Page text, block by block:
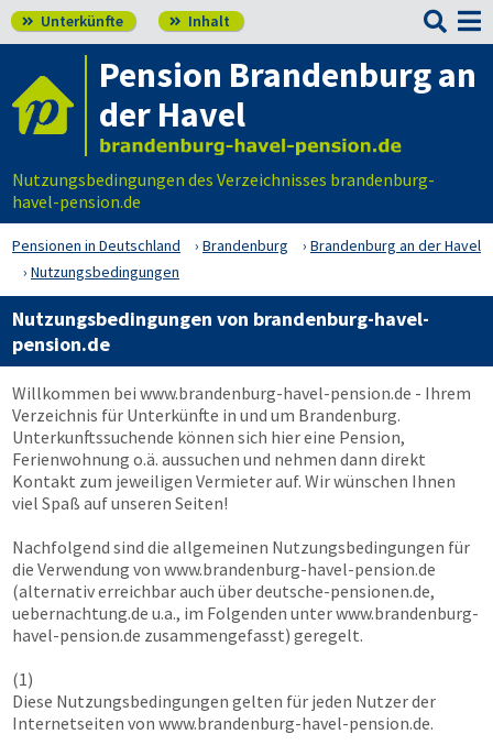
 Unterkünfte  Inhalt 
Pension Brandenburg an
der Havel
Nutzungsbedingungen des Verzeichnisses brandenburg-
havel-pension.de
Pensionen in Deutschland Brandenburg
Brandenburg an der Havel
Nutzungsbedingungen
Nutzungsbedingungen von brandenburg-havel-
pension.de
Willkommen bei www.brandenburg-havel-pension.de - Ihrem
Verzeichnis für Unterkünfte in und um Brandenburg.
Unterkunftssuchende können sich hier eine Pension,
Ferienwohnung o.ä. aussuchen und nehmen dann direkt
Kontakt zum jeweiligen Vermieter auf. Wir wünschen Ihnen
viel Spaß auf unseren Seiten!
Nachfolgend sind die allgemeinen Nutzungsbedingungen für
die Verwendung von www.brandenburg-havel-pension.de
(alternativ erreichbar auch über deutsche-pensionen.de,
uebernachtung.de u.a., im Folgenden unterwww.brandenburg-
havel-pension.de zusammengefasst) geregelt.
(1)
Diese Nutzungsbedingungen gelten für jeden Nutzer der
Internetseiten von www.brandenburg-havel-pension.de.